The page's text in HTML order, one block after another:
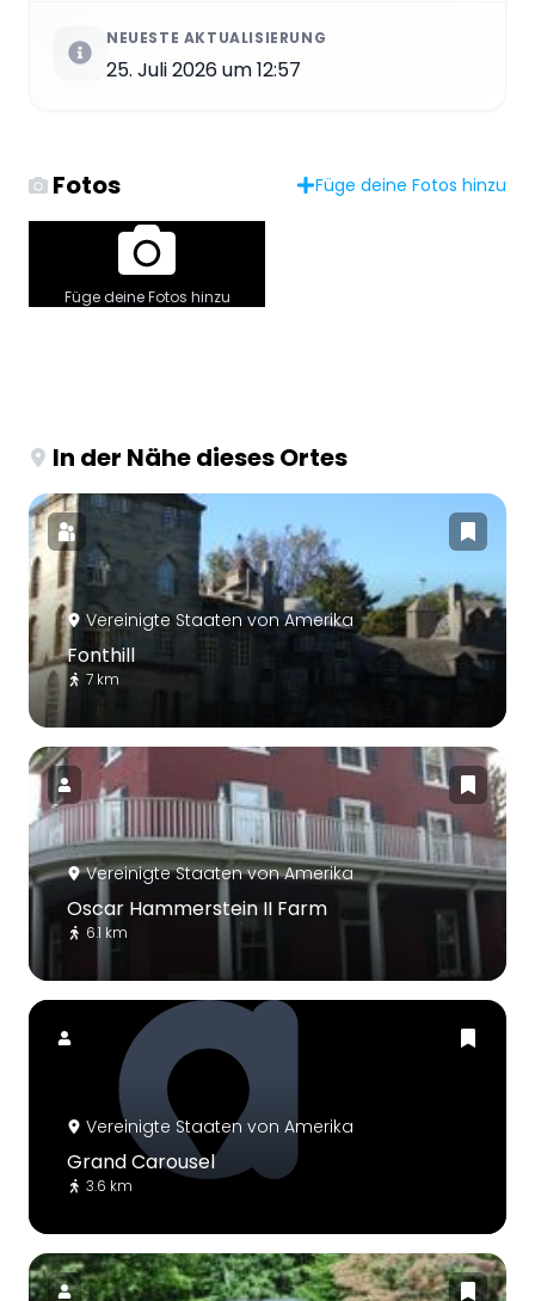
NEUESTE AKTUALISIERUNG
25. Juli 2026 um 12:57
Fotos Füge deine Fotos hinzu
Füge deine Fotos hinzu
In der Nähe dieses Ortes
Vereinigte Staaten von Amerika
Fonthill
7 km
Vereinigte Staaten von Amerika
Oscar Hammerstein II Farm
6.1 km
Vereinigte Staaten von Amerika
Grand Carousel
3.6 km